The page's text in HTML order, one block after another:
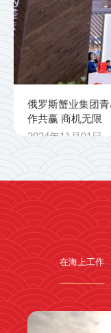
俄罗斯蟹业集团
作共赢 商机无限
2024年11月01日
在海上工作